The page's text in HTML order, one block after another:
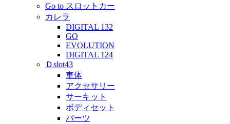
Go to スロットカー
カレラ
DIGITAL 132
GO
EVOLUTION
DIGITAL 124
Ｄslot43
車体
アクセサリー
サーキット
ボディセット
パーツ